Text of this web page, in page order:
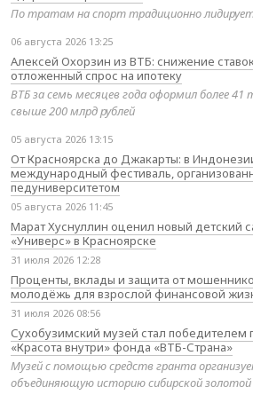
По тратам на спорт традиционно
06 августа 2026 13:25
Алексей Охорзин из ВТБ: снижение
отложенный спрос на ипотеку
ВТБ за семь месяцев года оформил более 41
свыше 200 млрд рублей
05 августа 2026 13:15
От Красноярска до Джакарты: в
международный фестиваль,
педуниверситетом
05 августа 2026 11:45
Марат Хуснуллин оценил новый детский
«Универс» в Красноярске
31 июля 2026 12:28
Проценты, вклады и защита от
молодёжь для взрослой финансовой
31 июля 2026 08:56
Сухобузимский музей стал победителем
«Красота внутри» фонда «ВТБ-Страна»
Музей с помощью средств гранта
объединяющую историю сибирской золотой